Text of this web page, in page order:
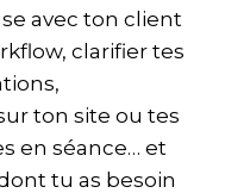
avec ton client
clarifier tes
ton site ou tes
en séance… et
tu as besoin